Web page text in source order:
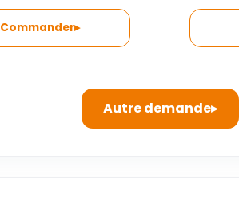
Commander
Autre demande